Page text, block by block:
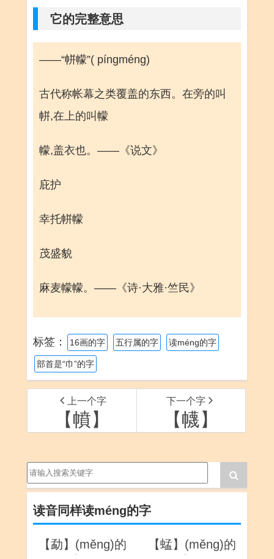
它的完整意思
——“帡幪”( píngméng)
古代称帐幕之类覆盖的东西。在旁的叫
帡,在上的叫幪
幪,盖衣也。——《说文》
庇护
幸托帡幪
茂盛貌
麻麦幪幪。——《诗·大雅·竺民》
标签： 16画的字 五行属的字 读méng的字
部首是“巾”的字
上一个字
【幩】
下一个字
【幭】
读音同样读méng的字
【勐】(měng)的
【蜢】(měng)的